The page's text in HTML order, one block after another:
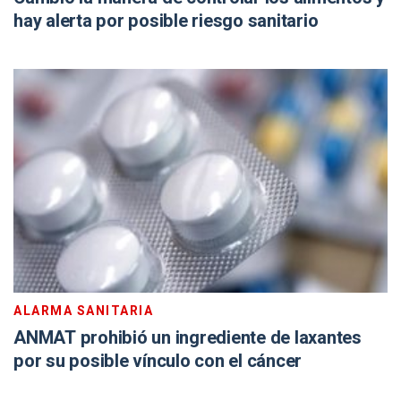
hay alerta por posible riesgo sanitario
ALARMA SANITARIA
ANMAT prohibió un ingrediente de laxantes
por su posible vínculo con el cáncer